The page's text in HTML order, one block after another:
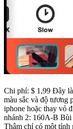
Chi phí: $ 1,99 Đây là một trình biên tập sử dụng đơn giản có khả năng mang lại những kết quả ấn tượng. Với tính năng này, bạn có thể xếp nhiều video vào dòng thời gian của ứng dụng, cắt nối, điều chỉnh
màu sắc và độ tương phản, cùng
iphone hoặc thay vỏ
nhánh 2: 160A-B Bùi Thị Xuân, P.Phạm Ngũ Lão, Q .1, TPHCM
Thậm chí có một tính